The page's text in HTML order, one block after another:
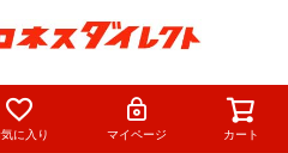
に入り マイページ カート